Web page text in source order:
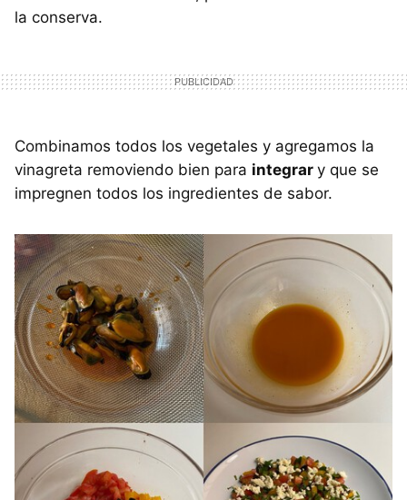
la conserva.
Combinamos todos los vegetales y agregamos la
vinagreta removiendo bien para integrar y que se
impregnen todos los ingredientes de sabor.